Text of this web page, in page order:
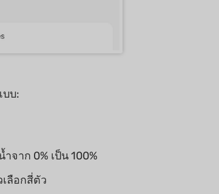
บบ:
จาก 0% เป็น 100%
ลือกสี่ตัว